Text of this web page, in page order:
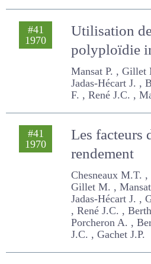
René J.C.
#41
Utilisation
polyploïdie
Mansat P. , Gillet
Hécart J. , Berthou
J.C. , Mathian A.
#41
Les facteurs
rendement
Chesneaux M.T. ,
Gillet M. , Mansat
Hécart J. , Gallais
J.C. , Berthet H. ,
A. , Bertholleau J.C.
J.P.